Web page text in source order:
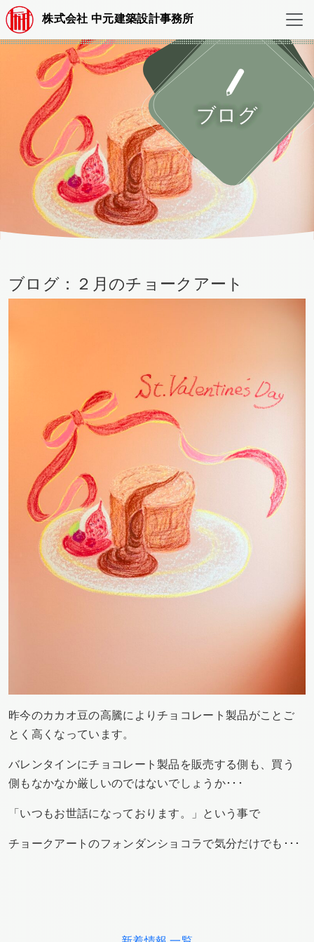
株式会社 中元建築設計事務所
ブログ
ブログ：２月のチョークアート
昨今のカカオ豆の高騰によりチョコレート製品がことご
とく高くなっています。
バレンタインにチョコレート製品を販売する側も、買う
側もなかなか厳しいのではないでしょうか･･･
「いつもお世話になっております。」という事で
チョークアートのフォンダンショコラで気分だけでも･･･